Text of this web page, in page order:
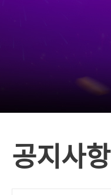
공지사항